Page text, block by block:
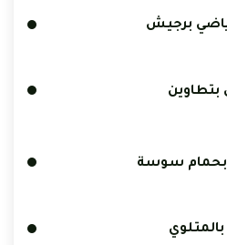
برجيش
بتطاوين
بحمام سوسة